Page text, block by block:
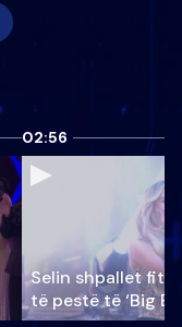
02:56
Selin shpallet
të pestë të ‘Big